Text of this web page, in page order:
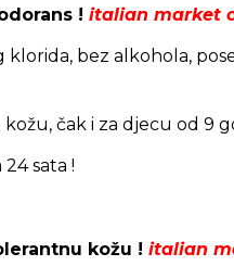
! italian market
klorida, bez alkohola,
čak i za djecu od 9
sata !
kožu ! italian